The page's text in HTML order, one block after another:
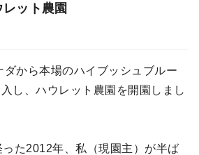
レット農園
から本場のハイブッシュブルー
し、ハウレット農園を開園しまし
た2012年、私（現園主）が半ば